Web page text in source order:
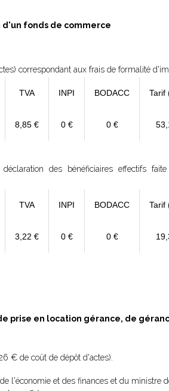
fonds de commerce
correspondant aux frais de formalité
TVA INPI BODACC Tarif
8,85 € 0 € 0 €
des bénéficiaires effectifs
TVA INPI BODACC Tarif
3,22 € 0 € 0 €
prise en location gérance, de
€ de coût de dépôt d'actes).
l'économie et des finances et du ministre